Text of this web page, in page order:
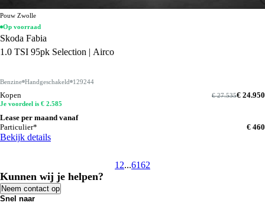
Pouw Zwolle
Op voorraad
Skoda Fabia
1.0 TSI 95pk Selection | Airco
Benzine Handgeschakeld 129244
Kopen € 24.950
€ 27.535
Je voordeel is € 2.585
Lease per maand vanaf
Particulier*
€ 460
Bekijk details
1 2...6162
Kunnen wij je helpen?
Neem contact op
Snel naar